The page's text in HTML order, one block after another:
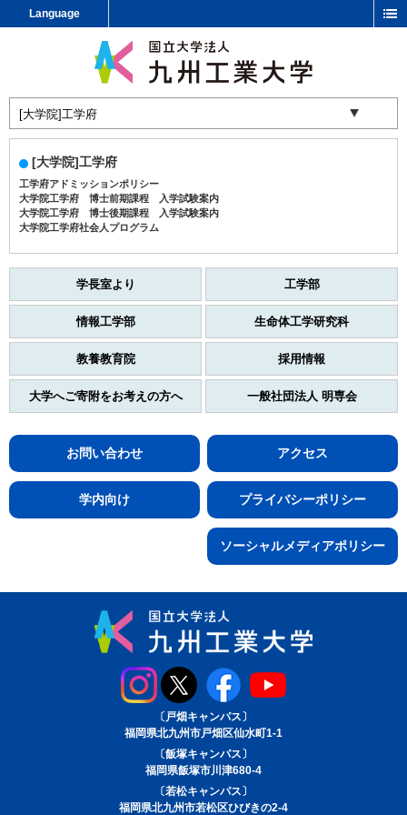
Language
[大学院]工学府
工学府アドミッションポリシー
大学院工学府 博士前期課程 入学試験案内
大学院工学府 博士後期課程 入学試験案内
大学院工学府社会人プログラム
学長室より 工学部
情報工学部 生命体工学研究科
教養教育院 採用情報
大学へご寄附をお考えの方へ 一般社団法人 明専会
アクセス
お問い合わせ
プライバシーポリシー
学内向け
ソーシャルメディアポリシー
〔戸畑キャンパス〕
福岡県北九州市戸畑区仙水町1-1
〔飯塚キャンパス〕
福岡県飯塚市川津680-4
〔若松キャンパス〕
福岡県北九州市若松区ひびきの2-4